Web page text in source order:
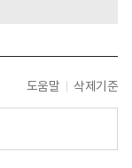
도움말 삭제기준